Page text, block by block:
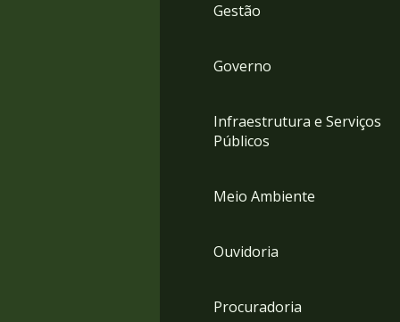
Gestão
Governo
Infraestrutura e Serviços
Públicos
Meio Ambiente
Ouvidoria
Procuradoria